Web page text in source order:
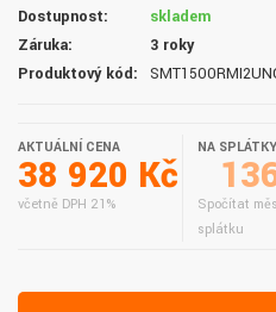
Dostupnost:
skladem
Záruka:
3 roky
Produktový kód:
AKTUÁLNÍ CENA
38 920 Kč
včetně DPH 21%
NA
Spočítat
splátku